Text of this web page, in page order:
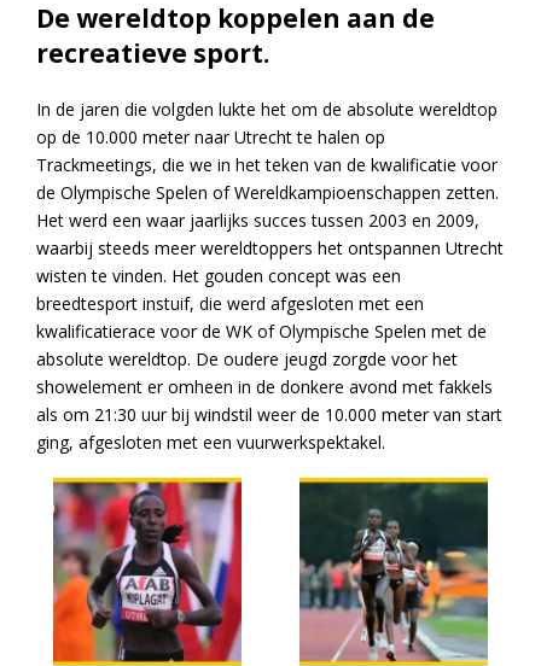
De wereldtop koppelen aan de
recreatieve sport.
In de jaren die volgden lukte het om de absolute wereldtop
op de 10.000 meter naar Utrecht te halen op
Trackmeetings, die we in het teken van de kwalificatie voor
de Olympische Spelen of Wereldkampioenschappen zetten.
Het werd een waar jaarlijks succes tussen 2003 en 2009,
waarbij steeds meer wereldtoppers het ontspannen Utrecht
wisten te vinden. Het gouden concept was een
breedtesport instuif, die werd afgesloten met een
kwalificatierace voor de WK of Olympische Spelen met de
absolute wereldtop. De oudere jeugd zorgde voor het
showelement er omheen in de donkere avond met fakkels
als om 21:30 uur bij windstil weer de 10.000 meter van start
ging, afgesloten met een vuurwerkspektakel.